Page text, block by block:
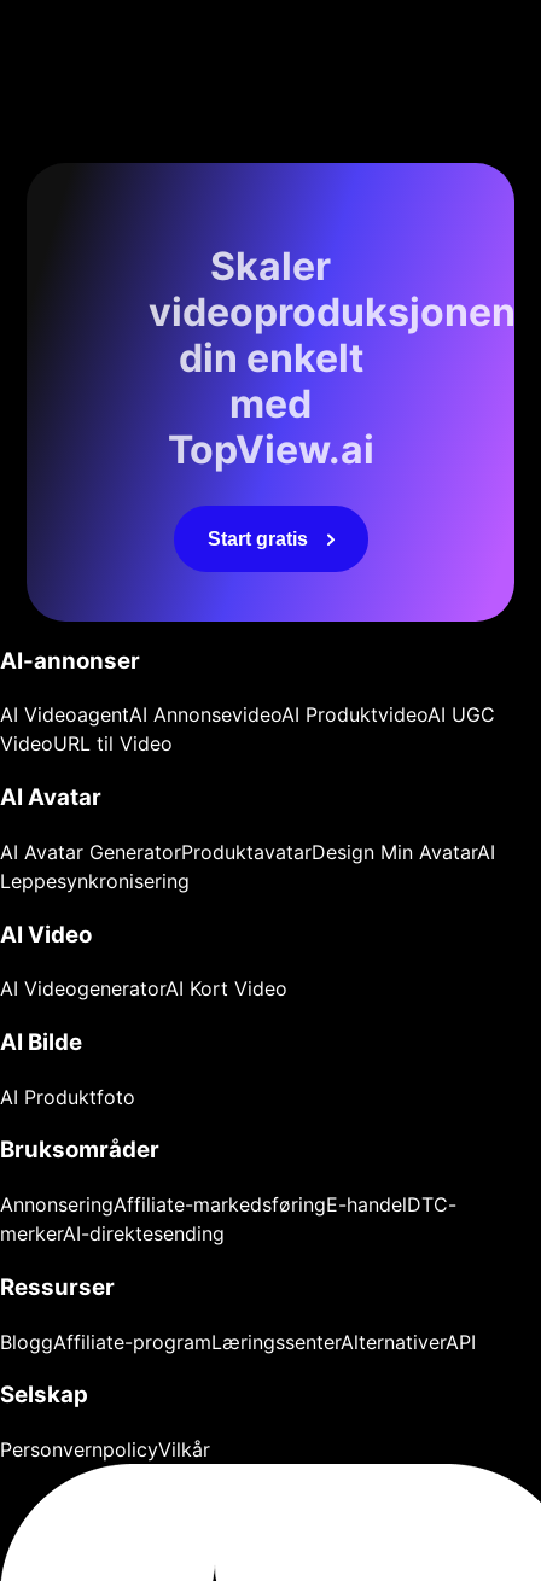
Skaler
videoproduksjonen
din enkelt
med
TopView.ai
Start gratis
AI-annonser
AI VideoagentAI AnnonsevideoAI ProduktvideoAI UGC
VideoURL til Video
AI Avatar
AI Avatar GeneratorProduktavatarDesign Min AvatarAI
Leppesynkronisering
AI Video
AI VideogeneratorAI Kort Video
AI Bilde
AI Produktfoto
Bruksområder
AnnonseringAffiliate-markedsføringE-handelDTC-
merkerAI-direktesending
Ressurser
BloggAffiliate-programLæringssenterAlternativerAPI
Selskap
PersonvernpolicyVilkår